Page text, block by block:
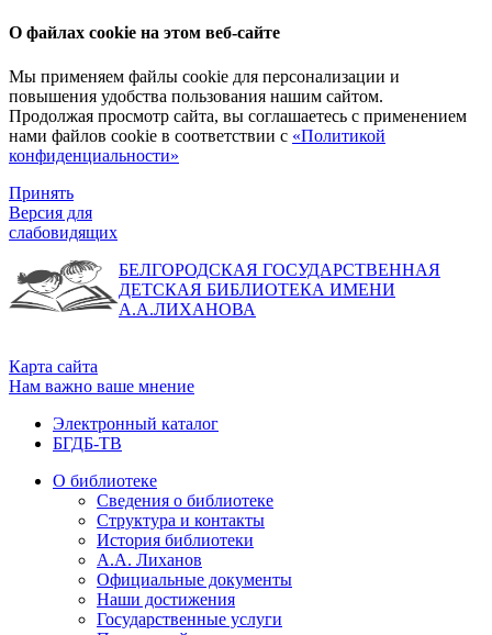
О файлах cookie на этом веб-сайте
Мы применяем файлы cookie для персонализации и
повышения удобства пользования нашим сайтом.
Продолжая просмотр сайта, вы соглашаетесь с применением
нами файлов cookie в соответствии с «Политикой
конфиденциальности»
Принять
Версия для
слабовидящих
БЕЛГОРОДСКАЯ ГОСУДАРСТВЕННАЯ
ДЕТСКАЯ БИБЛИОТЕКА ИМЕНИ
А.А.ЛИХАНОВА
Карта сайта
Нам важно ваше мнение
Электронный каталог
БГДБ-ТВ
О библиотеке
Сведения о библиотеке
Структура и контакты
История библиотеки
А.А. Лиханов
Официальные документы
Наши достижения
Государственные услуги